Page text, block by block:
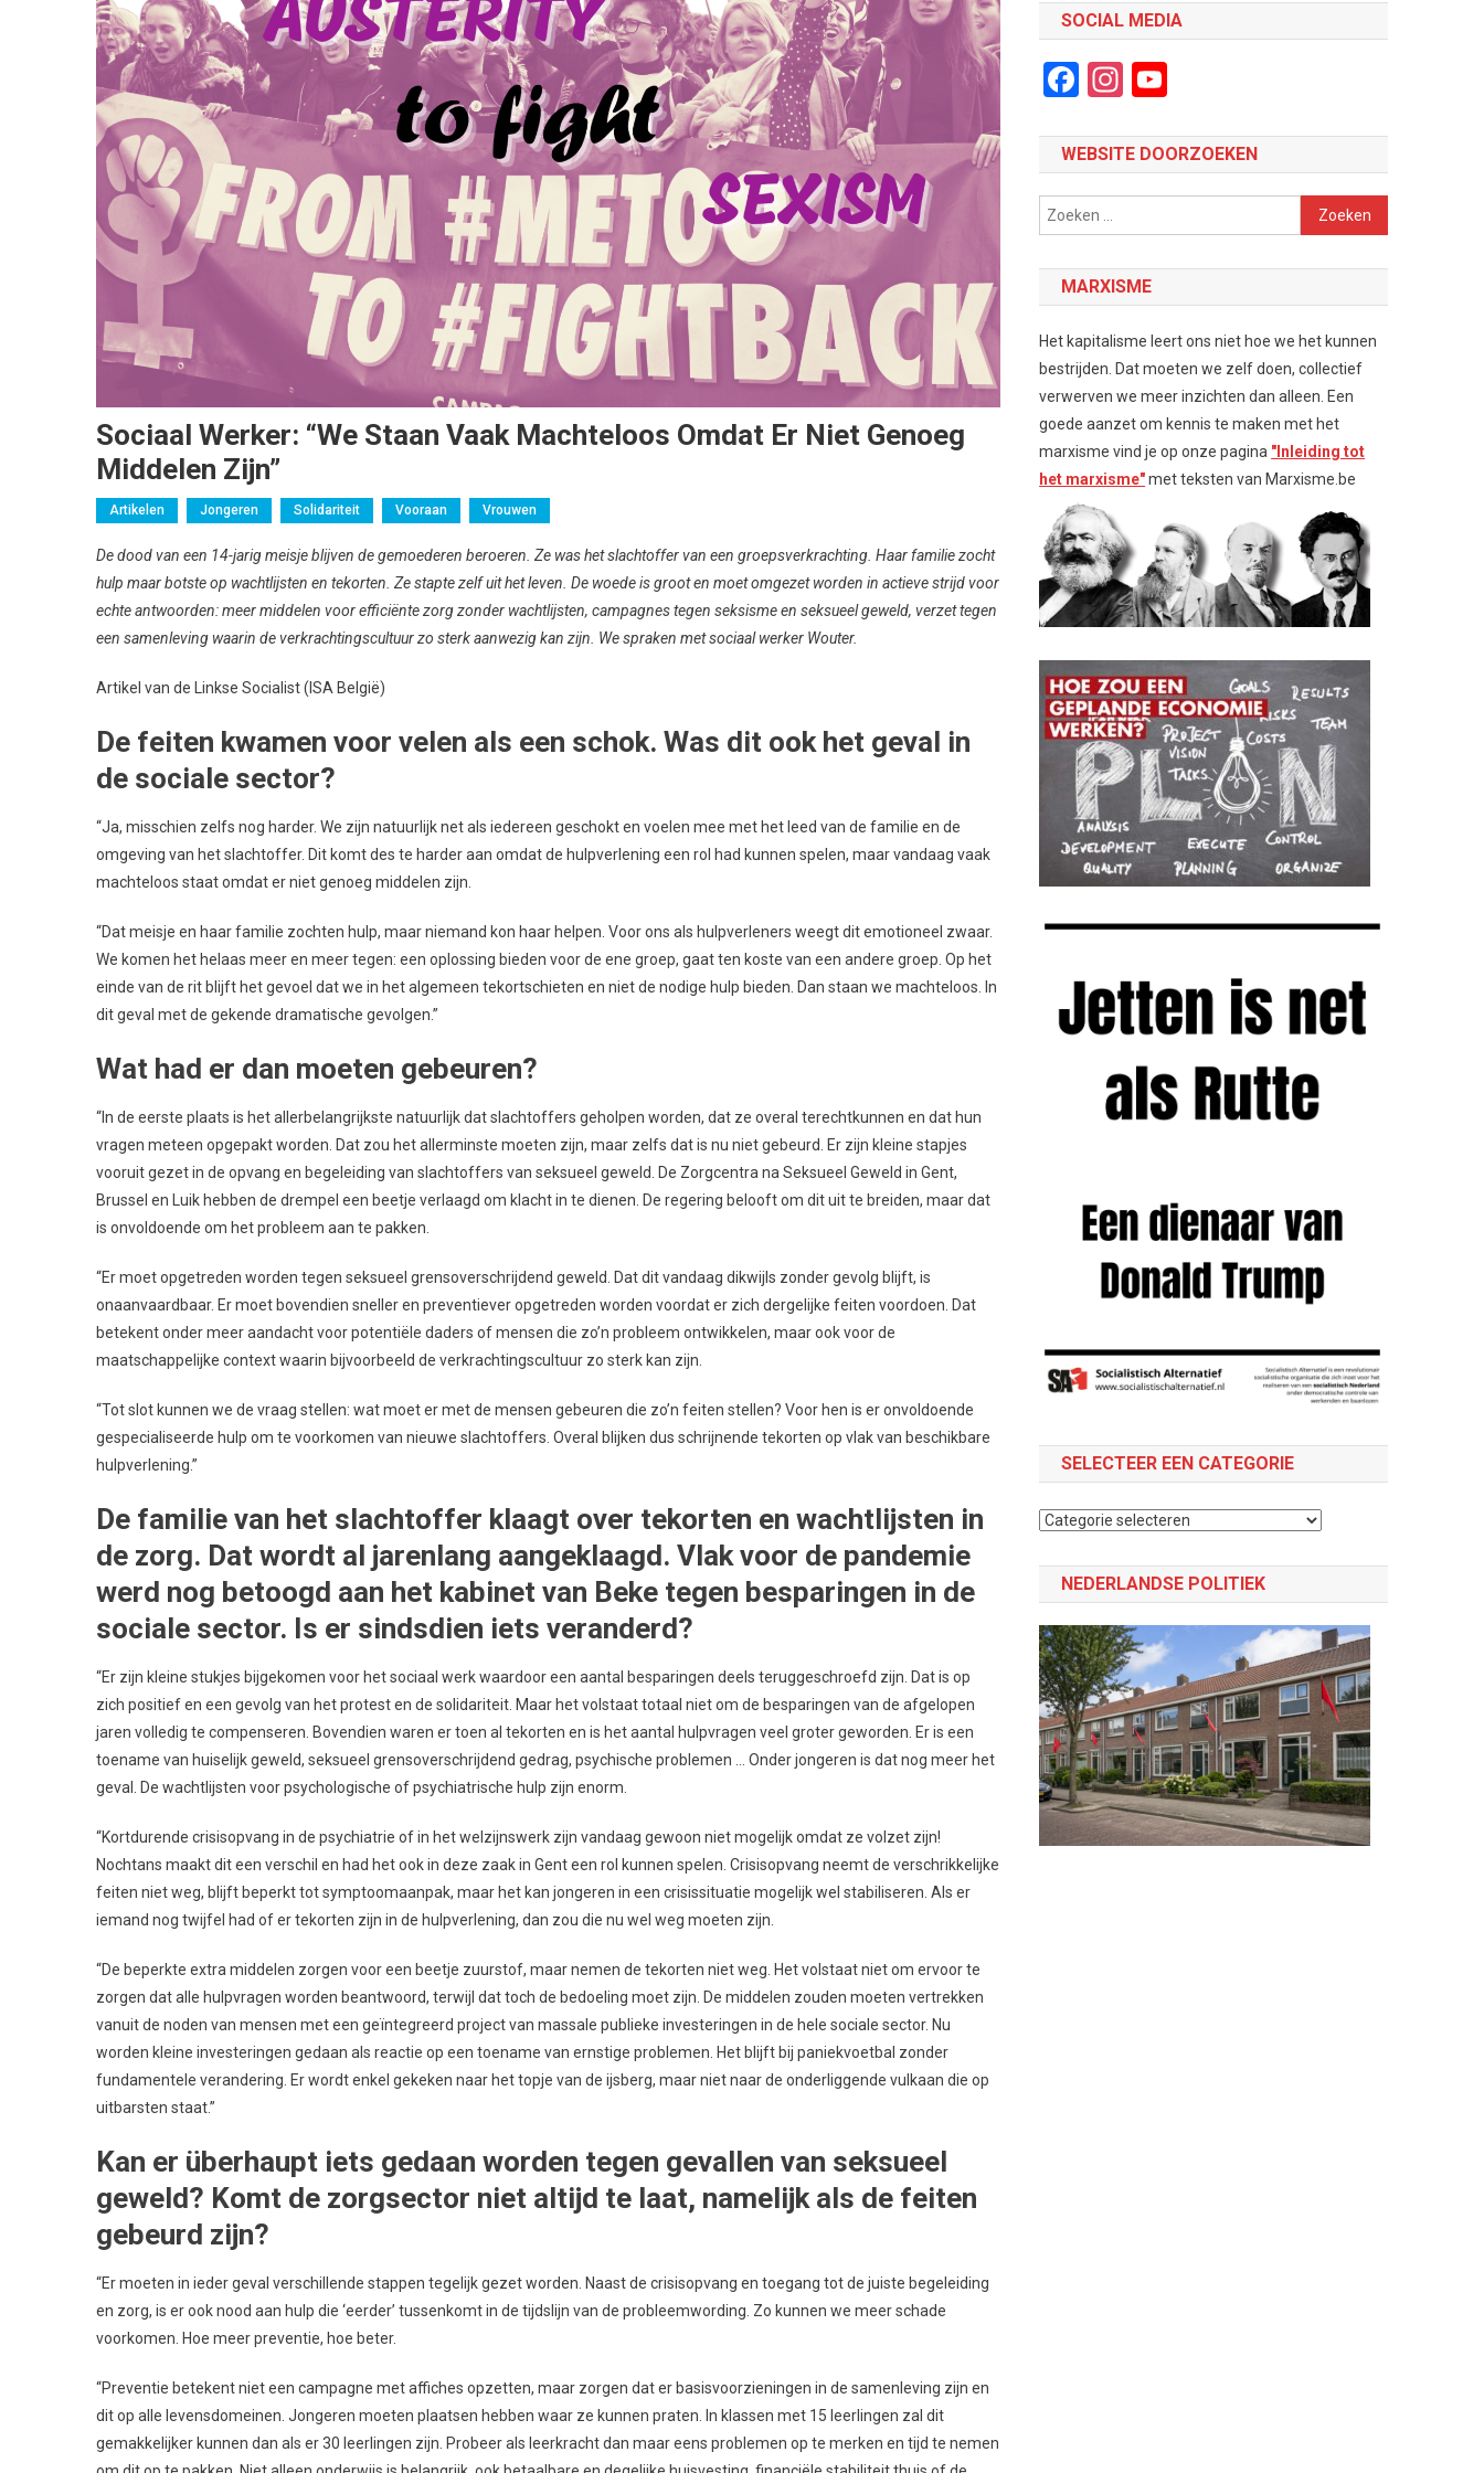
Sociaal Werker: “We Staan Vaak Machteloos Omdat Er Niet Genoeg
Middelen Zijn”
Artikelen Jongeren Solidariteit Vooraan Vrouwen
De dood van een 14-jarig meisje blijven de gemoederen beroeren. Ze was het slachtoffer van een groepsverkrachting. Haar familie zocht
hulp maar botste op wachtlijsten en tekorten. Ze stapte zelf uit het leven. De woede is groot en moet omgezet worden in actieve strijd voor
echte antwoorden: meer middelen voor efficiënte zorg zonder wachtlijsten, campagnes tegen seksisme en seksueel geweld, verzet tegen
een samenleving waarin de verkrachtingscultuur zo sterk aanwezig kan zijn. We spraken met sociaal werker Wouter.
Artikel van de Linkse Socialist (ISA België)
De feiten kwamen voor velen als een schok. Was dit ook het geval in
de sociale sector?
“Ja, misschien zelfs nog harder. We zijn natuurlijk net als iedereen geschokt en voelen mee met het leed van de familie en de
omgeving van het slachtoffer. Dit komt des te harder aan omdat de hulpverlening een rol had kunnen spelen, maar vandaag vaak
machteloos staat omdat er niet genoeg middelen zijn.
“Dat meisje en haar familie zochten hulp, maar niemand kon haar helpen. Voor ons als hulpverleners weegt dit emotioneel zwaar.
We komen het helaas meer en meer tegen: een oplossing bieden voor de ene groep, gaat ten koste van een andere groep. Op het
einde van de rit blijft het gevoel dat we in het algemeen tekortschieten en niet de nodige hulp bieden. Dan staan we machteloos. In
dit geval met de gekende dramatische gevolgen.”
Wat had er dan moeten gebeuren?
“In de eerste plaats is het allerbelangrijkste natuurlijk dat slachtoffers geholpen worden, dat ze overal terechtkunnen en dat hun
vragen meteen opgepakt worden. Dat zou het allerminste moeten zijn, maar zelfs dat is nu niet gebeurd. Er zijn kleine stapjes
vooruit gezet in de opvang en begeleiding van slachtoffers van seksueel geweld. De Zorgcentra na Seksueel Geweld in Gent,
Brussel en Luik hebben de drempel een beetje verlaagd om klacht in te dienen. De regering belooft om dit uit te breiden, maar dat
is onvoldoende om het probleem aan te pakken.
“Er moet opgetreden worden tegen seksueel grensoverschrijdend geweld. Dat dit vandaag dikwijls zonder gevolg blijft, is
onaanvaardbaar. Er moet bovendien sneller en preventiever opgetreden worden voordat er zich dergelijke feiten voordoen. Dat
betekent onder meer aandacht voor potentiële daders of mensen die zo’n probleem ontwikkelen, maar ook voor de
maatschappelijke context waarin bijvoorbeeld de verkrachtingscultuur zo sterk kan zijn.
“Tot slot kunnen we de vraag stellen: wat moet er met de mensen gebeuren die zo’n feiten stellen? Voor hen is er onvoldoende
gespecialiseerde hulp om te voorkomen van nieuwe slachtoffers. Overal blijken dus schrijnende tekorten op vlak van beschikbare
hulpverlening.”
De familie van het slachtoffer klaagt over tekorten en wachtlijsten in
de zorg. Dat wordt al jarenlang aangeklaagd. Vlak voor de pandemie
werd nog betoogd aan het kabinet van Beke tegen besparingen in de
sociale sector. Is er sindsdien iets veranderd?
“Er zijn kleine stukjes bijgekomen voor het sociaal werk waardoor een aantal besparingen deels teruggeschroefd zijn. Dat is op
zich positief en een gevolg van het protest en de solidariteit. Maar het volstaat totaal niet om de besparingen van de afgelopen
jaren volledig te compenseren. Bovendien waren er toen al tekorten en is het aantal hulpvragen veel groter geworden. Er is een
toename van huiselijk geweld, seksueel grensoverschrijdend gedrag, psychische problemen … Onder jongeren is dat nog meer het
geval. De wachtlijsten voor psychologische of psychiatrische hulp zijn enorm.
“Kortdurende crisisopvang in de psychiatrie of in het welzijnswerk zijn vandaag gewoon niet mogelijk omdat ze volzet zijn!
Nochtans maakt dit een verschil en had het ook in deze zaak in Gent een rol kunnen spelen. Crisisopvang neemt de verschrikkelijke
feiten niet weg, blijft beperkt tot symptoomaanpak, maar het kan jongeren in een crisissituatie mogelijk wel stabiliseren. Als er
iemand nog twijfel had of er tekorten zijn in de hulpverlening, dan zou die nu wel weg moeten zijn.
“De beperkte extra middelen zorgen voor een beetje zuurstof, maar nemen de tekorten niet weg. Het volstaat niet om ervoor te
zorgen dat alle hulpvragen worden beantwoord, terwijl dat toch de bedoeling moet zijn. De middelen zouden moeten vertrekken
vanuit de noden van mensen met een geïntegreerd project van massale publieke investeringen in de hele sociale sector. Nu
worden kleine investeringen gedaan als reactie op een toename van ernstige problemen. Het blijft bij paniekvoetbal zonder
fundamentele verandering. Er wordt enkel gekeken naar het topje van de ijsberg, maar niet naar de onderliggende vulkaan die op
uitbarsten staat.”
Kan er überhaupt iets gedaan worden tegen gevallen van seksueel
geweld? Komt de zorgsector niet altijd te laat, namelijk als de feiten
gebeurd zijn?
“Er moeten in ieder geval verschillende stappen tegelijk gezet worden. Naast de crisisopvang en toegang tot de juiste begeleiding
en zorg, is er ook nood aan hulp die ‘eerder’ tussenkomt in de tijdslijn van de probleemwording. Zo kunnen we meer schade
voorkomen. Hoe meer preventie, hoe beter.
“Preventie betekent niet een campagne met affiches opzetten, maar zorgen dat er basisvoorzieningen in de samenleving zijn en
dit op alle levensdomeinen. Jongeren moeten plaatsen hebben waar ze kunnen praten. In klassen met 15 leerlingen zal dit
gemakkelijker kunnen dan als er 30 leerlingen zijn. Probeer als leerkracht dan maar eens problemen op te merken en tijd te nemen
SOCIAL MEDIA
Facebook
Instagram
WEBSITE DOORZOEKEN
Zoeken
naar:
MARXISME
Het kapitalisme leert ons niet hoe we het kunnen
bestrijden. Dat moeten we zelf doen, collectief
verwerven we meer inzichten dan alleen. Een
goede aanzet om kennis te maken met het
marxisme vind je op onze pagina "Inleiding tot
het marxisme"met teksten van Marxisme.be
SELECTEER EEN CATEGORIE
Selecteer
categorie
NEDERLANDSE POLITIEK